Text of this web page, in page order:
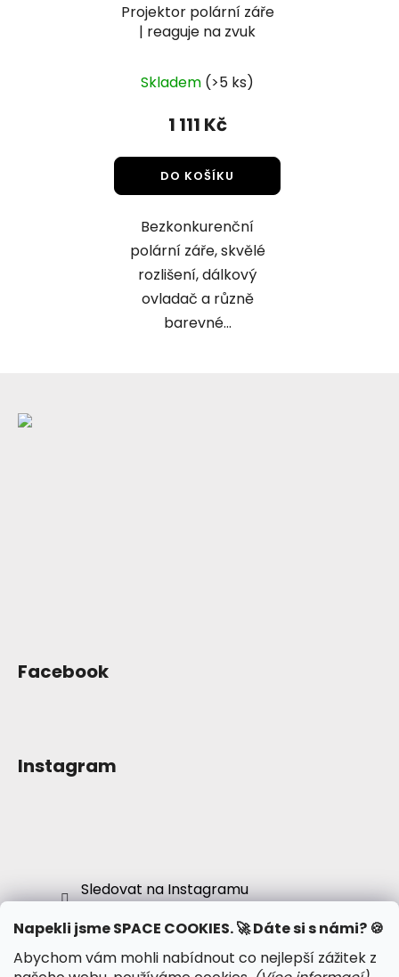
Napekli jsme SPACE COOKIES. 🚀 Dáte si s námi? 🍪
Abychom vám mohli nabídnout co nejlepší zážitek z
Projektor polární záře
| reaguje na zvuk
hodnocení
produktu
4,2
hvězdiček.
Skladem (>5 ks)
1 111 Kč
DO KOŠÍKU
Bezkonkurenční
polární záře, skvělé
rozlišení, dálkový
ovladač a různě
barevné...
Facebook
Instagram
Sledovat na Instagramu